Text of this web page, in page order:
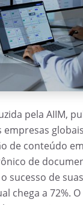
pela AIIM,
empresas
de conteúdo
de
sucesso de
chega a 72%.